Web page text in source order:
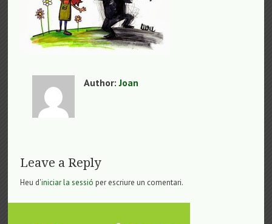
Author:Joan
Leave a Reply
Heu d'iniciar la sessió per escriure un comentari.